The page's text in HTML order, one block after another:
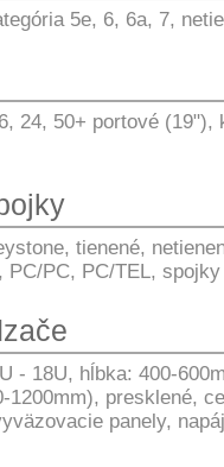
5e, 6, 6a, 7,
24, 50+ portové (19"),
tienené,
PC/PC, PC/TEL,
- 18U, hĺbka: 400-
1200mm), presklené,
panely,